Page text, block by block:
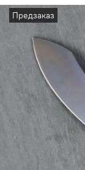
Предзаказ